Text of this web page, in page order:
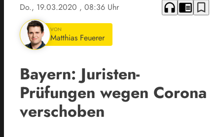
Do., 19.03.2020 , 08:36 Uhr headphones chrome_reader_mode bookmark_border
VON
Matthias Feuerer
Bayern: Juristen-
Prüfungen wegen Corona
verschoben